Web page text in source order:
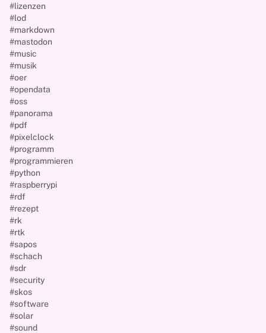
#lizenzen
#lod
#markdown
#mastodon
#music
#musik
#oer
#opendata
#oss
#panorama
#pdf
#pixelclock
#programm
#programmieren
#python
#raspberrypi
#rdf
#rezept
#rk
#rtk
#sapos
#schach
#sdr
#security
#skos
#software
#solar
#sound